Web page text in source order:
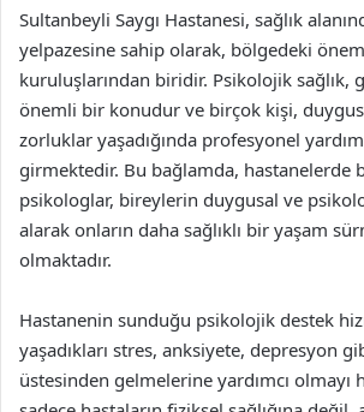
Sultanbeyli Saygı Hastanesi, sağlık
yelpazesine sahip olarak, bölgedeki
kuruluşlarından biridir. Psikolojik sağlık,
önemli bir konudur ve birçok kişi,
zorluklar yaşadığında profesyonel yardım
girmektedir. Bu bağlamda, hastanelerde
psikologlar, bireylerin duygusal ve
alarak onların daha sağlıklı bir yaşam
olmaktadır.
Hastanenin sunduğu psikolojik destek
yaşadıkları stres, anksiyete, depresyon
üstesinden gelmelerine yardımcı olmayı